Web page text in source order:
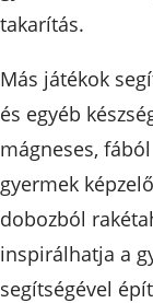
takarítás.
Más játékok
és egyéb
mágneses,
gyermek
dobozból
inspirálhatja a
segítségével